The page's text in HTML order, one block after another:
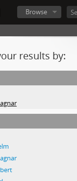
Browse
results by: